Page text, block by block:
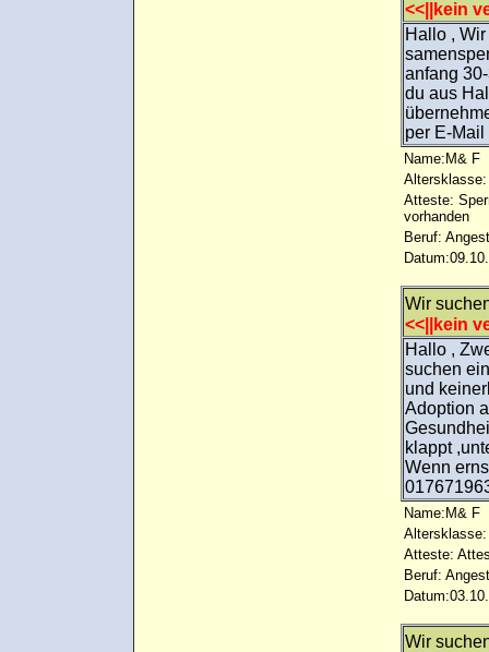
<<||kein
Hallo ,
anfang
du aus
per E-
Name:M& F
Altersklasse:
Atteste:
vorhanden
Beruf:
Wir
<<||kein
Hallo ,
suchen
und
Adoption
klappt
Wenn
Name:M& F
Altersklasse:
Atteste:
Beruf:
Wir